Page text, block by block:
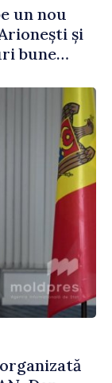
un nou
și
bune